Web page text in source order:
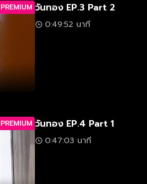
PREMIUM วันทอง EP.3 Part 2
0:49:52 นาที
PREMIUM วันทอง EP.4 Part 1
0:47:03 นาที